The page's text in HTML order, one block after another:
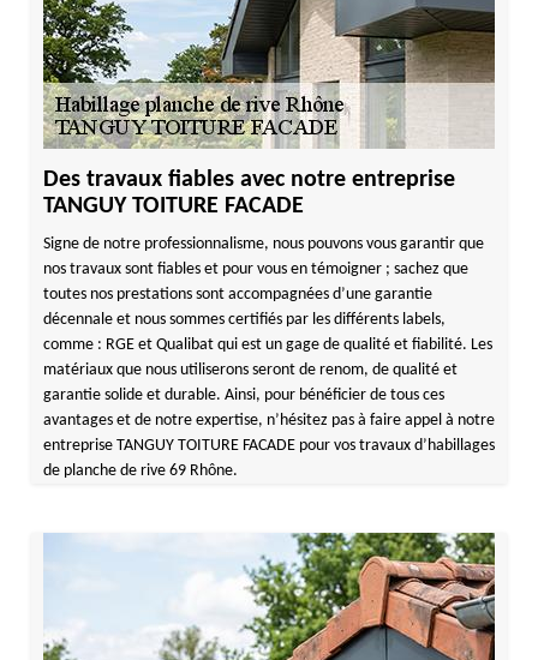
Des travaux fiables avec notre entreprise
TANGUY TOITURE FACADE
Signe de notre professionnalisme, nous pouvons vous garantir que
nos travaux sont fiables et pour vous en témoigner ; sachez que
toutes nos prestations sont accompagnées d’une garantie
décennale et nous sommes certifiés par les différents labels,
comme : RGE et Qualibat qui est un gage de qualité et fiabilité. Les
matériaux que nous utiliserons seront de renom, de qualité et
garantie solide et durable. Ainsi, pour bénéficier de tous ces
avantages et de notre expertise, n’hésitez pas à faire appel à notre
entreprise TANGUY TOITURE FACADE pour vos travaux d’habillages
de planche de rive 69 Rhône.